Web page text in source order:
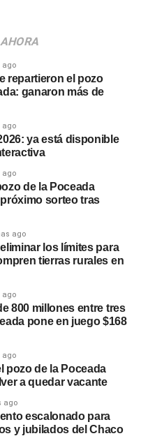
y están
en una jornada de
y
por impulsar este
por la visita, y remarcó
las puertas del
cómo se trabaja y
que fortalece el
deCharata.
AHORA
ago
repartieron el pozo
ganaron más de
ago
ya está disponible
ago
de la Poceada
sorteo tras
ago
los límites para
tierras rurales en
ago
800 millones entre tres
pone en juego $168
ago
pozo de la Poceada
a quedar vacante
ago
escalonado para
y jubilados del Chaco